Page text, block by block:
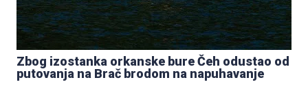
Zbog izostanka orkanske bure Čeh odustao od
putovanja na Brač brodom na napuhavanje